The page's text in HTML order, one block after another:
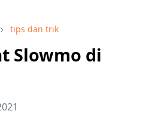
tips dan trik
Slowmo di